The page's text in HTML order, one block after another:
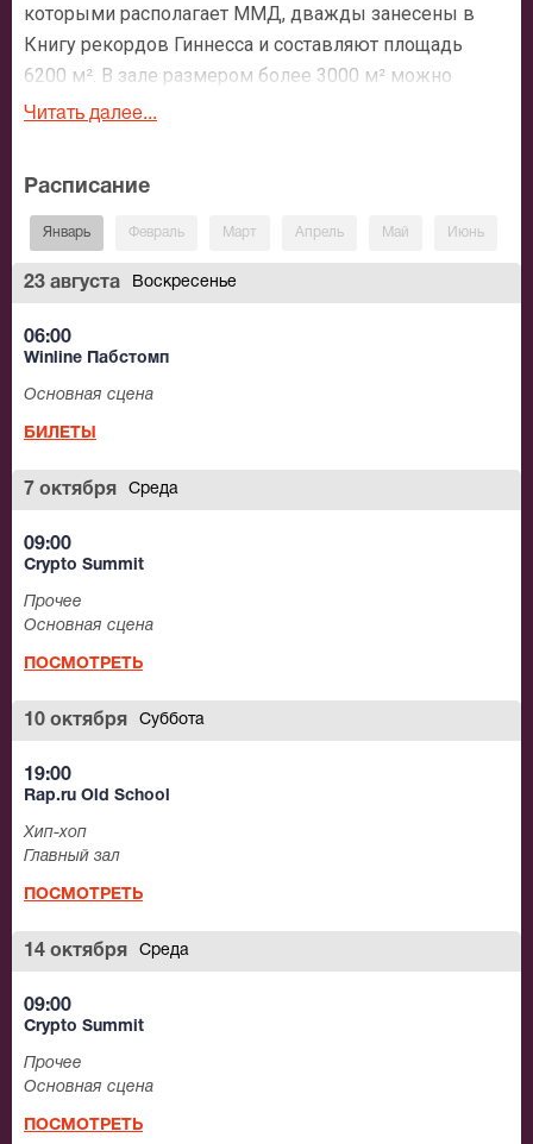
которыми располагает ММД, дважды занесены в
Книгу рекордов Гиннесса и составляют площадь
6200 м². В зале размером более 3000 м² можно
представить 5 вариантов проекций до 360°С, что
площадке мира состоялось более 80-ти событий.
Афиша Moscow Media Dome приглашает на просмотр
самых зрелищных футбольных матчей, а также
концерты, фестивали, показы, выставки и не только.
Читать далее...
Расписание
Январь Февраль Март Апрель Май Июнь
23 августа Воскресенье
06:00
Winline Пабстомп
Основная сцена
БИЛЕТЫ
7 октября Среда
09:00
Crypto Summit
Прочее
Основная сцена
ПОСМОТРЕТЬ
10 октября Суббота
19:00
Rap.ru Old School
Хип-хоп
Главный зал
ПОСМОТРЕТЬ
14 октября Среда
09:00
Crypto Summit
Прочее
Основная сцена
ПОСМОТРЕТЬ